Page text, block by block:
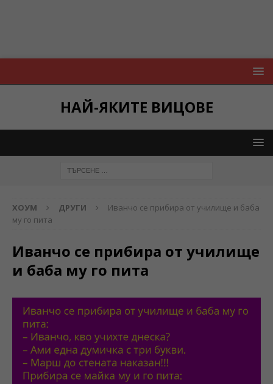
НАЙ-ЯКИТЕ ВИЦОВЕ
ХОУМ ДРУГИ
Иванчо се прибира от училище и баба
му го пита
Иванчо се прибира от училище
и баба му го пита